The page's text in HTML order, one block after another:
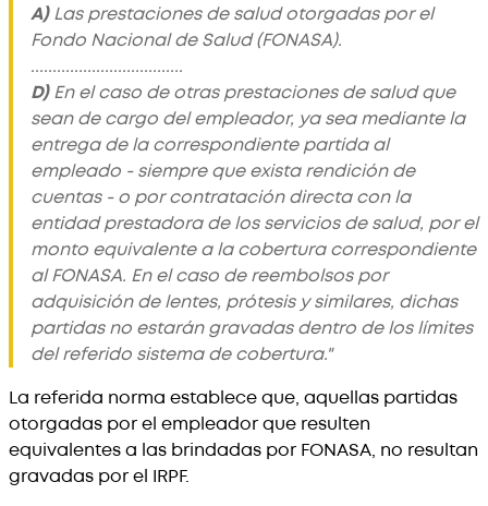
A)Las prestaciones de salud otorgadas por el
Fondo Nacional de Salud (FONASA).
...................................
D)En el caso de otras prestaciones de salud que
sean de cargo del empleador, ya sea mediante la
entrega de la correspondiente partida al
empleado - siempre que exista rendición de
cuentas - o por contratación directa con la
entidad prestadora de los servicios de salud, por el
monto equivalente a la cobertura correspondiente
al FONASA. En el caso de reembolsos por
adquisición de lentes, prótesis y similares, dichas
partidas no estarán gravadas dentro de los límites
del referido sistema de cobertura."
La referida norma establece que, aquellas partidas
otorgadas por el empleador que resulten
equivalentes a las brindadas por FONASA, no resultan
gravadas por el IRPF.